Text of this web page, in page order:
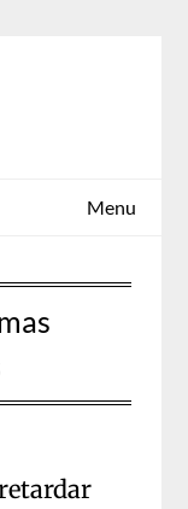
Menu